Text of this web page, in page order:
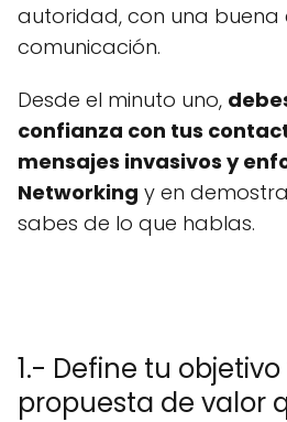
autoridad, con una buena
comunicación.
Desde el minuto uno,
confianza con tus
mensajes invasivos y
Networking y en
sabes de lo que hablas.
1.- Define tu
propuesta de valor